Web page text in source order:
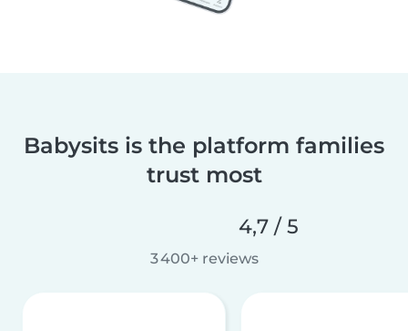
Babysits is the platform families
trust most
4,7 / 5
3 400+ reviews